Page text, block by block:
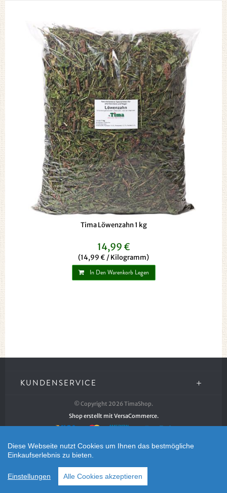
Tima Löwenzahn 1 kg
14,99 €
(14,99 € / Kilogramm)
In Den Warenkorb Legen
KUNDENSERVICE
© Copyright 2026 TimaShop.
Shop erstellt mit VersaCommerce.
Diese Webseite nutzt Cookies um Ihnen das bestmögliche
Einkaufserlebnis zu bieten.
Einstellungen Alle Cookies akzeptieren